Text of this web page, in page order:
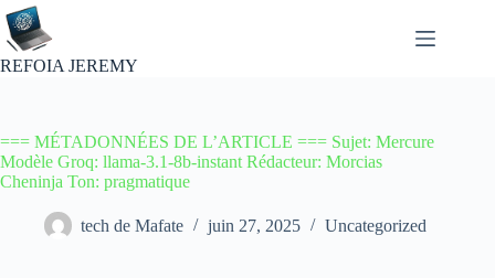
Passer
au
contenu
REFOIA JEREMY
=== MÉTADONNÉES DE L’ARTICLE === Sujet: Mercure
Modèle Groq: llama-3.1-8b-instant Rédacteur: Morcias
Cheninja Ton: pragmatique
tech de Mafate juin 27, 2025 Uncategorized